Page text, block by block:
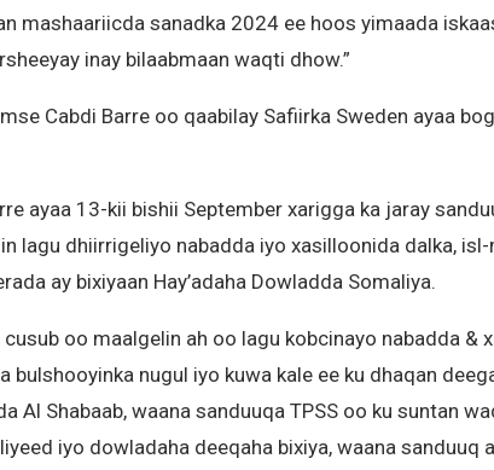
mashaariicda sanadka 2024 ee hoos yimaada
inay bilaabmaan waqti dhow.”
Cabdi Barre oo qaabilay Safiirka Sweden ayaa
ayaa 13-kii bishii September xarigga ka jaray
lagu dhiirrigeliyo nabadda iyo xasilloonida dalka,
ay bixiyaan Hay’adaha Dowladda Somaliya.
cusub oo maalgelin ah oo lagu kobcinayo nabadda &
bulshooyinka nugul iyo kuwa kale ee ku dhaqan
Al Shabaab, waana sanduuqa TPSS oo ku suntan
iyo dowladaha deeqaha bixiya, waana sanduuq